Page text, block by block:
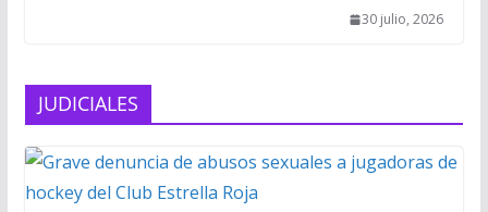
30 julio, 2026
JUDICIALES